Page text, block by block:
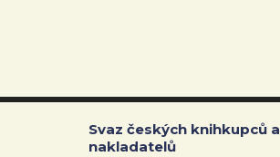
Svaz českých knihkupců a
nakladatelů